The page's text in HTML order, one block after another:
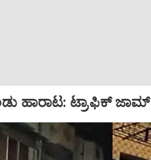
ಹಾರಾಟ: ಟ್ರಾಫಿಕ್‌ ಜಾಮ್